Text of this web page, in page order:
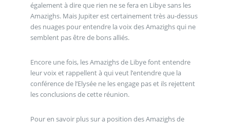
également à dire que rien ne se fera en Libye sans les
Amazighs. Mais Jupiter est certainement très au-dessus
des nuages pour entendre la voix des Amazighs qui ne
semblent pas être de bons alliés.
Encore une fois, les Amazighs de Libye font entendre
leur voix et rappellent à qui veut l’entendre que la
conférence de l’Elysée ne les engage pas et ils rejettent
les conclusions de cette réunion.
Pour en savoir plus sur a position des Amazighs de